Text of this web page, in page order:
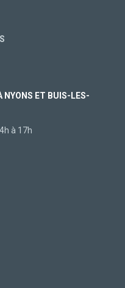
NYONS ET BUIS-LES-
à 17h